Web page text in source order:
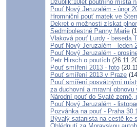
Džublik:10let poutního místa
Pouť Nový Jeruzalém - únor
Hromniční pouť matek ve
Dekret o možnosti získat
Sedmibolestné Panny Marie
Vlaková pouť Lurdy - beseda
Pouť Nový Jeruzalém - leden
Pouť Nový Jeruzalém -
Petr Hirsch o poutích
Pouť smíření 2013 - foto
Pouť smíření 2013 v Praze
Pouť smíření posvátnými
za duchovní a mravní obnovu
Národní pouť do Svaté země,
Pouť Nový Jeruzalém -
Pozvánka na pouť - Praha
Bývalý satanista na cestě ke